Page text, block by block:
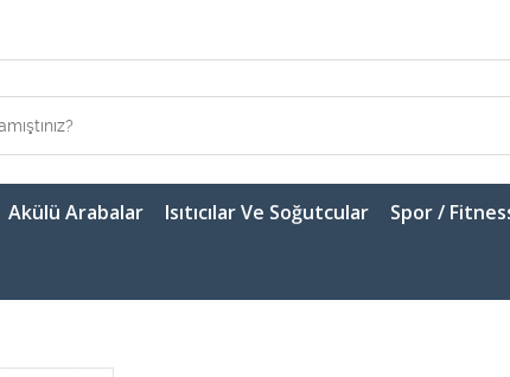
Akülü Arabalar Isıtıcılar Ve Soğutcular Spor /